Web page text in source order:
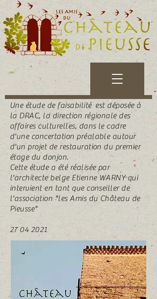
Une étude de faisabilité est déposée à
la DRAC, la direction régionale des
affaires culturelles, dans le cadre
d'une concertation préalable autour
d'un projet de restauration du premier
étage du donjon.
Cette étude a été réalisée par
l'architecte belge Etienne WARNY qui
intervient en tant que conseiller de
l'association "les Amis du Château de
Pieusse"
27 04 2021